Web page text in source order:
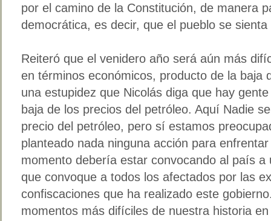
por el camino de la Constitución, de manera
democrática, es decir, que el pueblo se
Reiteró que el venidero año será aún más
en términos económicos, producto de la baja
una estupidez que Nicolás diga que hay
baja de los precios del petróleo. Aquí Nadie
precio del petróleo, pero sí estamos
planteado nada ninguna acción para
momento debería estar convocando al país a
que convoque a todos los afectados por las
confiscaciones que ha realizado este
momentos más difíciles de nuestra historia